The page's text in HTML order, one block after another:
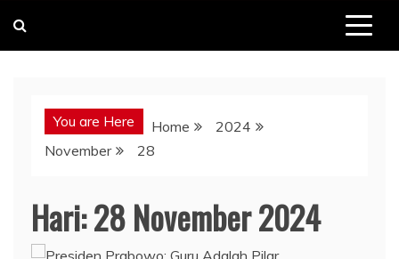
You are Here Home
2024
November
28
Hari:28 November 2024